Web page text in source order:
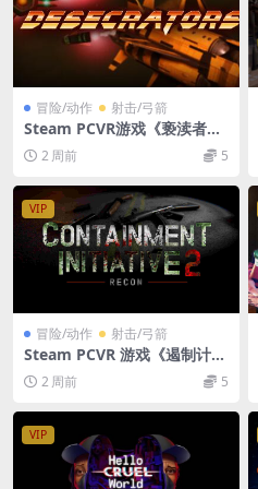
冒险/动作 射击/弓箭
Steam PCVR游戏《亵渎者》
Desecrators
2 周前 5
VIP
冒险/动作 射击/弓箭
Steam PCVR 游戏《遏制计划
2：侦察》Containment Initi
ative 2: Recon
2 周前 5
VIP